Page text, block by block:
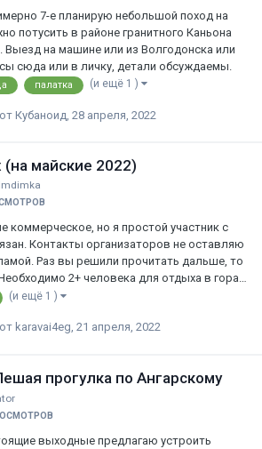
7-е планирую небольшой поход на
потусить в районе гранитного Каньона
на машине или из Волгодонска или
сюда или в личку, детали обсуждаемы.
Кубаноид 28 апреля, 2022
палатка (и ещё 1 )
(на майские 2022)
коммерческое, но я простой участник с
Контакты организаторов не оставляю
дальше, то
12-го, вполне можно с детьми.
В программе выход на
Территориально Краснодарский край
karavai4eg, 21 апреля, 2022
(и ещё 1 )
прогулка по Ангарскому